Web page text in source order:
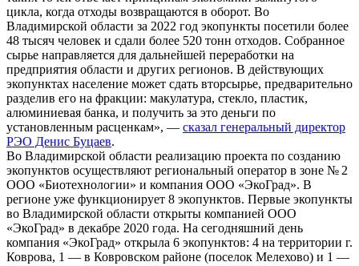
цикла, когда отходы возвращаются в оборот. Во
Владимирской области за 2022 год экопункты посетили более
48 тысяч человек и сдали более 520 тонн отходов. Собранное
сырье направляется для дальнейшей переработки на
предприятия области и других регионов. В действующих
экопунктах население может сдать вторсырье, предварительно
разделив его на фракции: макулатура, стекло, пластик,
алюминиевая банка, и получить за это деньги по
установленным расценкам», — сказал генеральный директор
РЭО Денис Буцаев.
Во Владимирской области реализацию проекта по созданию
экопунктов осуществляют региональный оператор в зоне № 2
ООО «Биотехнологии» и компания ООО «ЭкоГрад». В
регионе уже функционирует 8 экопунктов. Первые экопункты
во Владимирской области открыты компанией ООО
«ЭкоГрад» в декабре 2020 года. На сегодняшний день
компания «ЭкоГрад» открыла 6 экопунктов: 4 на территории г.
Коврова, 1 — в Ковровском районе (поселок Мелехово) и 1 —